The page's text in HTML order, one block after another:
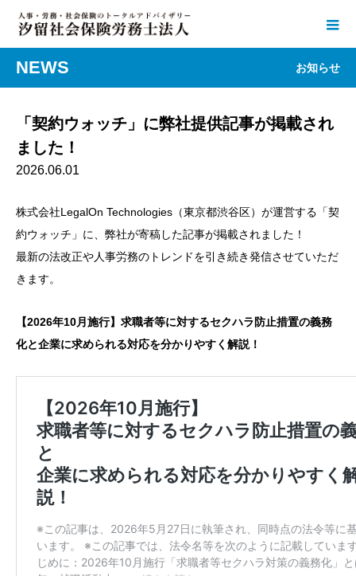
NEWS お知らせ
「契約ウォッチ」に弊社提供記事が掲載され
ました！
2026.06.01
株式会社LegalOn Technologies（東京都渋谷区）が運営する「契
約ウォッチ」に、弊社が寄稿した記事が掲載されました！
最新の法改正や人事労務のトレンドを引き続き発信させていただ
きます。
【2026年10月施行】求職者等に対するセクハラ防止措置の義務
化と企業に求められる対応を分かりやすく解説！